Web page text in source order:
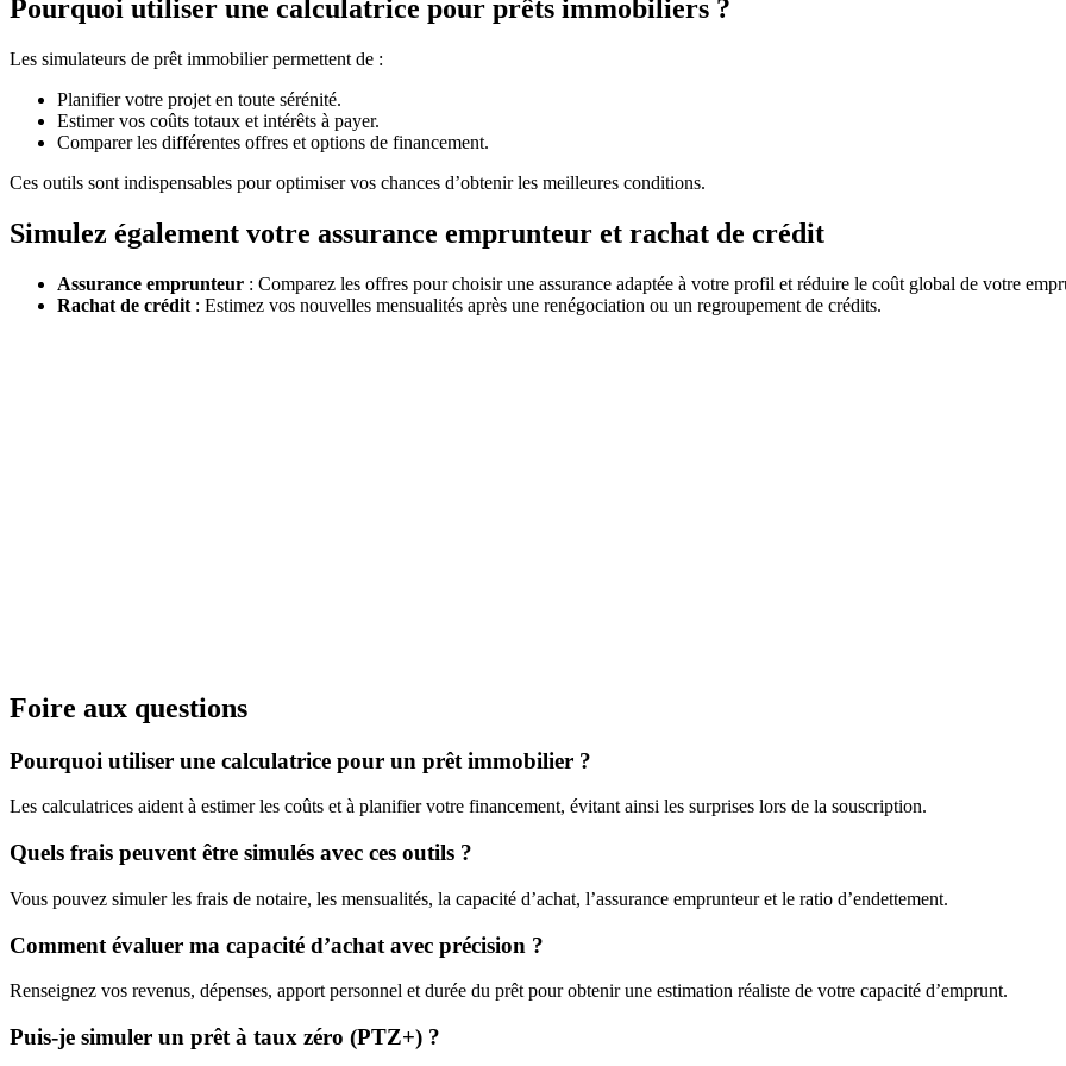
Pourquoi utiliser une calculatrice pour prêts immobiliers ?
Les simulateurs de prêt immobilier permettent de :
Planifier votre projet en toute sérénité.
Estimer vos coûts totaux et intérêts à payer.
Comparer les différentes offres et options de financement.
Ces outils sont indispensables pour optimiser vos chances d’obtenir les meilleures conditions.
Simulez également votre assurance emprunteur et rachat de crédit
Assurance emprunteur : Comparez les offres pour choisir une assurance adaptée à votre profil et réduire le coût global de votre
Rachat de crédit : Estimez vos nouvelles mensualités après une renégociation ou un regroupement de crédits.
Foire aux questions
Pourquoi utiliser une calculatrice pour un prêt immobilier ?
Les calculatrices aident à estimer les coûts et à planifier votre financement, évitant ainsi les surprises lors de la souscription.
Quels frais peuvent être simulés avec ces outils ?
Vous pouvez simuler les frais de notaire, les mensualités, la capacité d’achat, l’assurance emprunteur et le ratio d’endettement.
Comment évaluer ma capacité d’achat avec précision ?
Renseignez vos revenus, dépenses, apport personnel et durée du prêt pour obtenir une estimation réaliste de votre capacité d’emprunt.
Puis-je simuler un prêt à taux zéro (PTZ+) ?